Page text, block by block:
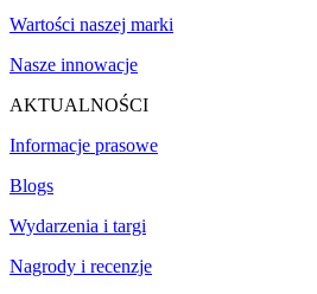
Wartości naszej marki
Nasze innowacje
AKTUALNOŚCI
Informacje prasowe
Blogs
Wydarzenia i targi
Nagrody i recenzje